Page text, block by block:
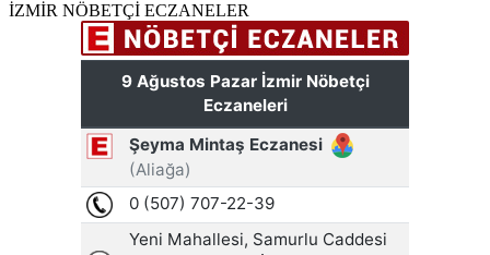
İZMİR NÖBETÇİ ECZANELER